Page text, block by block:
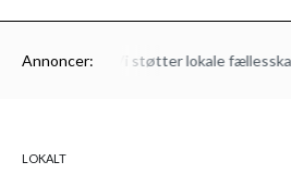
Annoncer:
Mors Energi – Vi støtter lokale
LOKALT